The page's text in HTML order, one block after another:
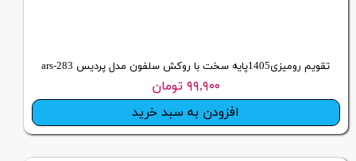
تقویم رومیزی1405پایه سخت با روکش سلفون مدل پردیس ars-283
۹۹,۹۰۰ تومان
افزودن به سبد خرید